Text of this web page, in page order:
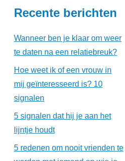
Recente berichten
Wanneer ben je klaar om weer
te daten na een relatiebreuk?
Hoe weet ik of een vrouw in
mij geïnteresseerd is? 10
signalen
5 signalen dat hij je aan het
lijntje houdt
5 redenen om nooit vrienden te